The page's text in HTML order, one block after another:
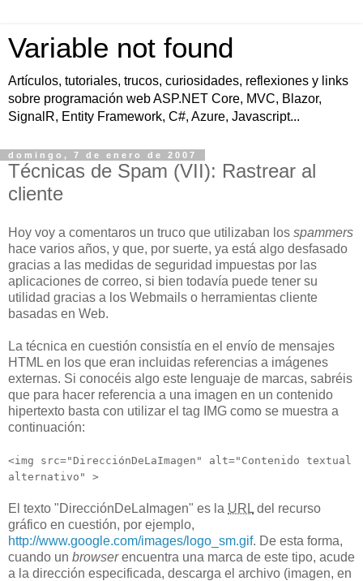
Variable not found
Artículos, tutoriales, trucos, curiosidades, reflexiones y links
sobre programación web ASP.NET Core, MVC, Blazor,
SignalR, Entity Framework, C#, Azure, Javascript...
domingo, 7 de enero de 2007
Técnicas de Spam (VII): Rastrear al
cliente
Hoy voy a comentaros un truco que utilizaban los spammers
hace varios años, y que, por suerte, ya está algo desfasado
gracias a las medidas de seguridad impuestas por las
aplicaciones de correo, si bien todavía puede tener su
utilidad gracias a los Webmails o herramientas cliente
basadas en Web.
La técnica en cuestión consistía en el envío de mensajes
HTML en los que eran incluidas referencias a imágenes
externas. Si conocéis algo este lenguaje de marcas, sabréis
que para hacer referencia a una imagen en un contenido
hipertexto basta con utilizar el tag IMG como se muestra a
continuación:
<img src="DirecciónDeLaImagen" alt="Contenido textual
alternativo" >
El texto "DirecciónDeLaImagen" es la URL del recurso
gráfico en cuestión, por ejemplo,
http://www.google.com/images/logo_sm.gif. De esta forma,
cuando un browserencuentra una marca de este tipo, acude
a la dirección especificada, descarga el archivo (imagen, en